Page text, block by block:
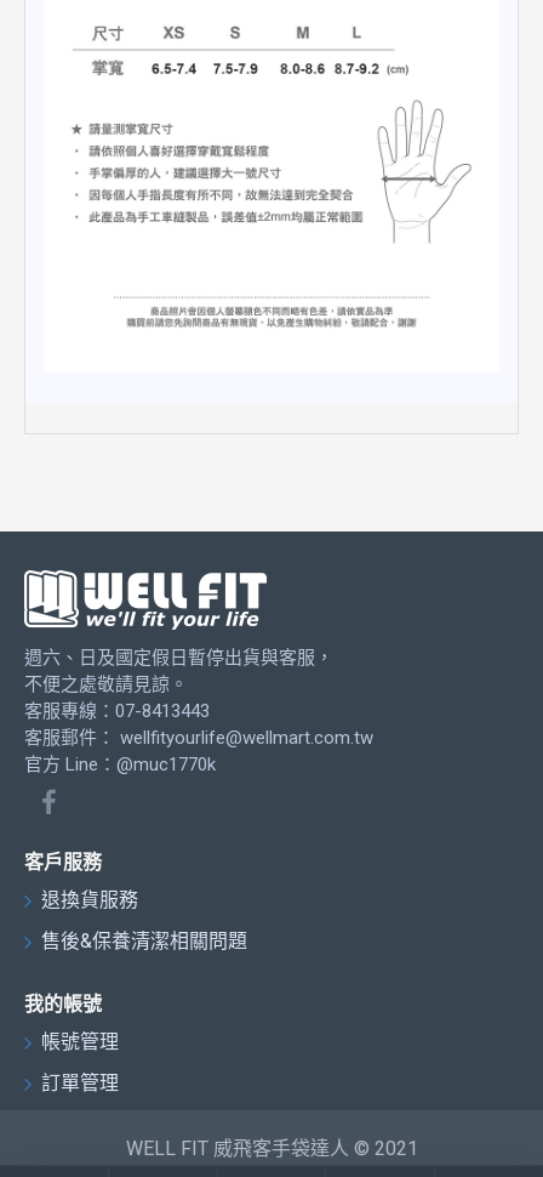
週六、日及國定假日暫停出貨與客服，
不便之處敬請見諒。
客服專線：07-8413443
客服郵件： wellfityourlife@wellmart.com.tw
官方 Line：@muc1770k
客戶服務
退換貨服務
售後&保養清潔相關問題
我的帳號
帳號管理
訂單管理
WELL FIT 威飛客手袋達人 © 2021